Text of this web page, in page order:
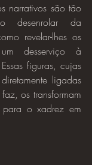
narrativos são tão
desenrolar da
revelar-lhes os
desserviço à
figuras, cujas
ligadas
os transformam
para o xadrez em